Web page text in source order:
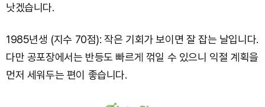
낫겠습니다.
1985년생 (지수 70점): 작은 기회가 보이면 잘 잡는 날입니다.
다만 공포장에서는 반등도 빠르게 꺾일 수 있으니 익절 계획을
먼저 세워두는 편이 좋습니다.